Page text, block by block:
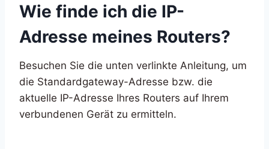
Wie finde ich die IP-
Adresse meines Routers?
Besuchen Sie die unten verlinkte Anleitung, um
die Standardgateway-Adresse bzw. die
aktuelle IP-Adresse Ihres Routers auf Ihrem
verbundenen Gerät zu ermitteln.